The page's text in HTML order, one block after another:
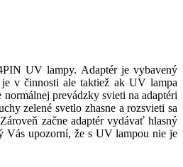
UV lampy. Adaptér je vybavený
v činnosti ale taktiež ak UV lampa
prevádzky svieti na adaptéri
zelené svetlo zhasne a rozsvieti sa
začne adaptér vydávať hlasný
Vás upozorní, že s UV lampou nie je